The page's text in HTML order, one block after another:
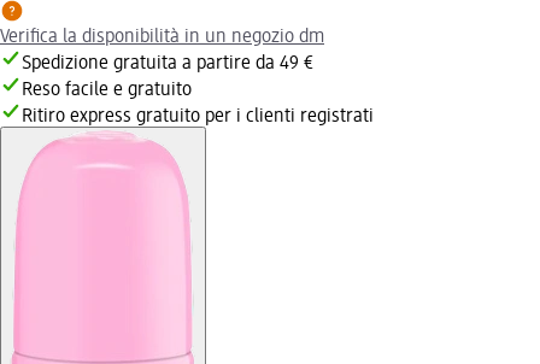
Verifica la disponibilità in un negozio dm
Spedizione gratuita a partire da 49 €
Reso facile e gratuito
Ritiro express gratuito per i clienti registrati